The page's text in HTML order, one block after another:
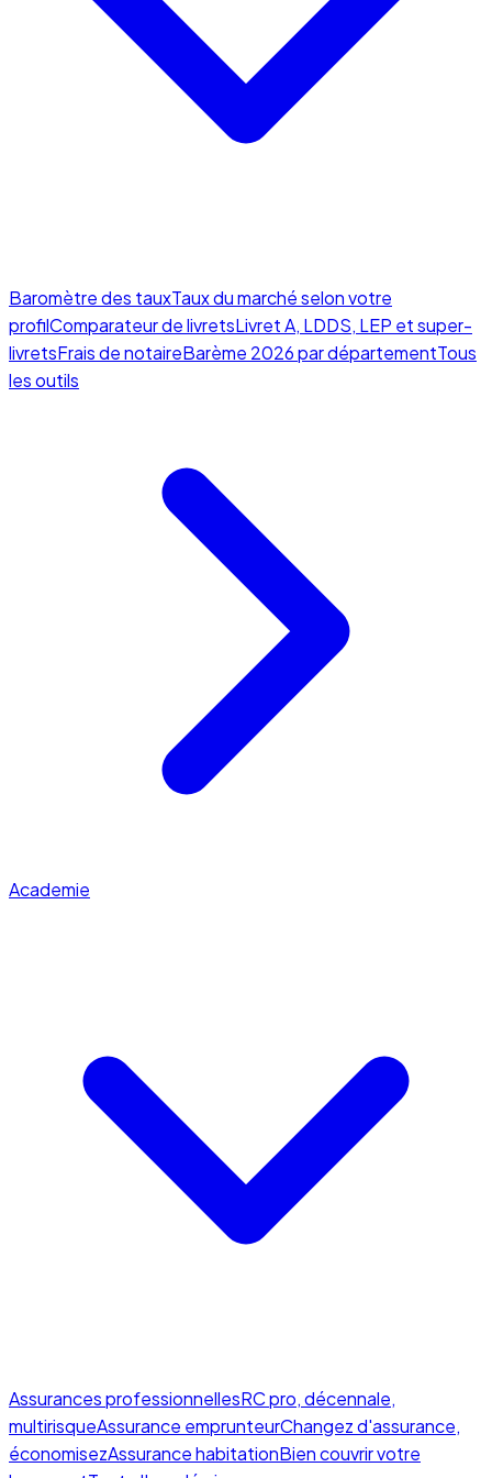
Baromètre des tauxTaux du marché selon votre
profilComparateur de livretsLivret A, LDDS, LEP et super-
livretsFrais de notaireBarème 2026 par départementTous
les outils
Academie
Assurances professionnellesRC pro, décennale,
multirisqueAssurance emprunteurChangez d'assurance,
économisezAssurance habitationBien couvrir votre